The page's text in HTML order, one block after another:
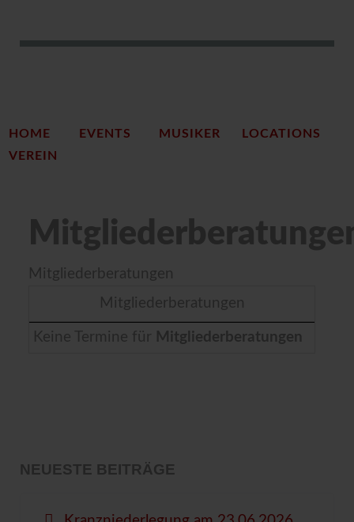
HOME EVENTS MUSIKER
LOCATIONS
VEREIN
Mitgliederberatungen
Mitgliederberatungen
Keine Termine für Mitgliederberatungen
NEUESTE BEITRÄGE